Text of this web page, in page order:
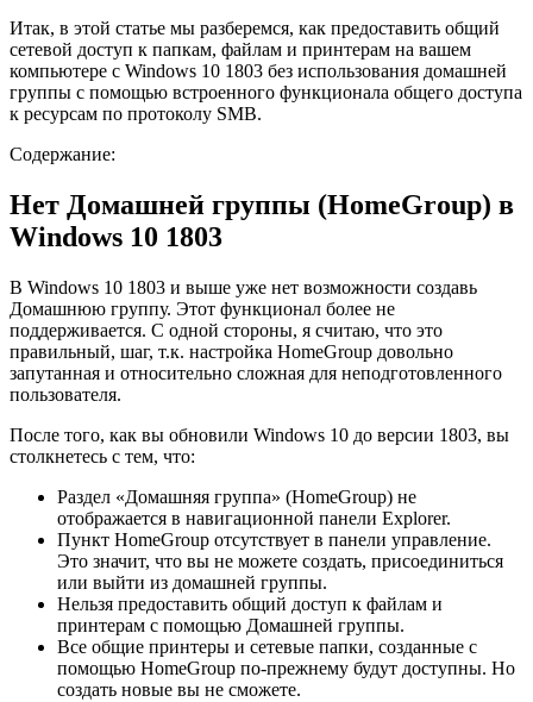
Итак, в этой статье мы разберемся, как предоставить общий
сетевой доступ к папкам, файлам и принтерам на вашем
компьютере с Windows 10 1803 без использования домашней
группы с помощью встроенного функционала общего доступа
к ресурсам по протоколу SMB.
Содержание:
Нет Домашней группы (HomeGroup) в
Windows 10 1803
В Windows 10 1803 и выше уже нет возможности создавь
Домашнюю группу. Этот функционал более не
поддерживается. С одной стороны, я считаю, что это
правильный, шаг, т.к. настройка HomeGroup довольно
запутанная и относительно сложная для неподготовленного
пользователя.
После того, как вы обновили Windows 10 до версии 1803, вы
столкнетесь с тем, что:
Раздел «Домашняя группа» (HomeGroup) не
отображается в навигационной панели Explorer.
Пункт HomeGroup отсутствует в панели управление.
Это значит, что вы не можете создать, присоединиться
или выйти из домашней группы.
Нельзя предоставить общий доступ к файлам и
принтерам с помощью Домашней группы.
Все общие принтеры и сетевые папки, созданные с
помощью HomeGroup по-прежнему будут доступны. Но
создать новые вы не сможете.